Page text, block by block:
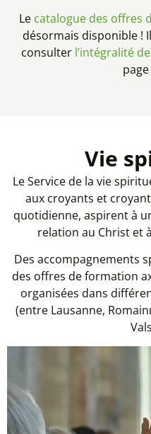
Le catalogue des offres
désormais disponible !
consulter l’intégralité
Vie
Le Service de la vie
aux croyants et
quotidienne, aspirent à
relation au Christ et
Des accompagnements
des offres de formation
organisées dans
(entre Lausanne,